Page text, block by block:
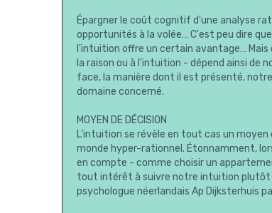
Épargner le coût cognitif d'une analyse
opportunités à la volée… C'est peu dire
l'intuition offre un certain avantage…
la raison ou à l'intuition - dépend ainsi de
face, la manière dont il est présenté,
domaine concerné.
MOYEN DE DÉCISION
L'intuition se révèle en tout cas un moyen
monde hyper-rationnel. Étonnamment,
en compte - comme choisir un
tout intérêt à suivre notre intuition plutôt
psychologue néerlandais Ap Dijksterhuis